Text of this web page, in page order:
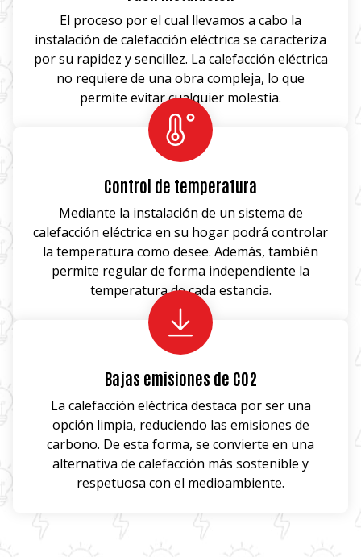
El proceso por el cual llevamos a cabo la
instalación de calefacción eléctrica se caracteriza
por su rapidez y sencillez. La calefacción eléctrica
no requiere de una obra compleja, lo que
permite evitar cualquier molestia.
Control de temperatura
Mediante la instalación de un sistema de
calefacción eléctrica en su hogar podrá controlar
la temperatura como desee. Además, también
permite regular de forma independiente la
temperatura de cada estancia.
Bajas emisiones de CO2
La calefacción eléctrica destaca por ser una
opción limpia, reduciendo las emisiones de
carbono. De esta forma, se convierte en una
alternativa de calefacción más sostenible y
respetuosa con el medioambiente.